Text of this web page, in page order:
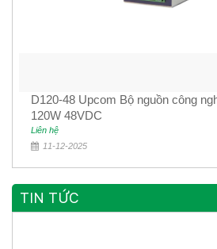
D120-48 Upcom Bộ nguồn công
120W 48VDC
Liên hệ
11-12-2025
TIN TỨC